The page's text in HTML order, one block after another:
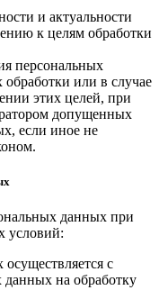
и актуальности
к целям обработки
персональных
или в случае
этих целей, при
допущенных
если иное не
данных при
условий:
с
данных на обработку